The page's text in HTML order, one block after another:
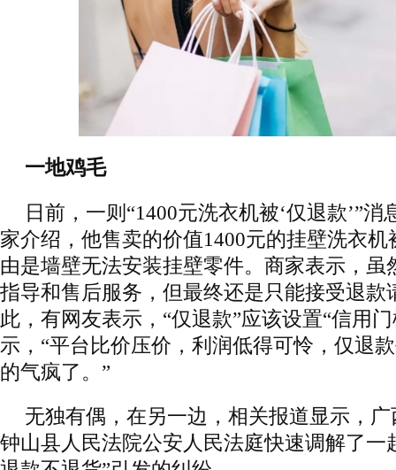
一地鸡毛
日前，一则“1400元洗衣机被‘仅退款’”
家介绍，他售卖的价值1400元的挂壁洗衣机
由是墙壁无法安装挂壁零件。商家表示，虽
指导和售后服务，但最终还是只能接受退款
此，有网友表示，“仅退款”应该设置“信用
示，“平台比价压价，利润低得可怜，仅退
的气疯了。”
无独有偶，在另一边，相关报道显示，
钟山县人民法院公安人民法庭快速调解了一